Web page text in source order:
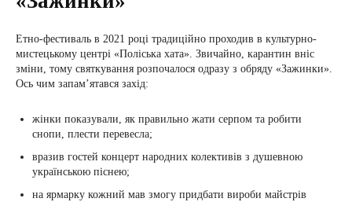
Етно-фестиваль в 2021 році традиційно проходив в культурно-
мистецькому центрі «Поліська хата». Звичайно, карантин вніс
зміни, тому святкування розпочалося одразу з обряду «Зажинки».
Ось чим запам’ятався захід:
жінки показували, як правильно жати серпом та робити
снопи, плести перевесла;
вразив гостей концерт народних колективів з душевною
українською піснею;
на ярмарку кожний мав змогу придбати вироби майстрів